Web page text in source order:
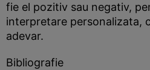
fie el pozitiv sau negativ,
interpretare personalizata,
adevar.
Bibliografie